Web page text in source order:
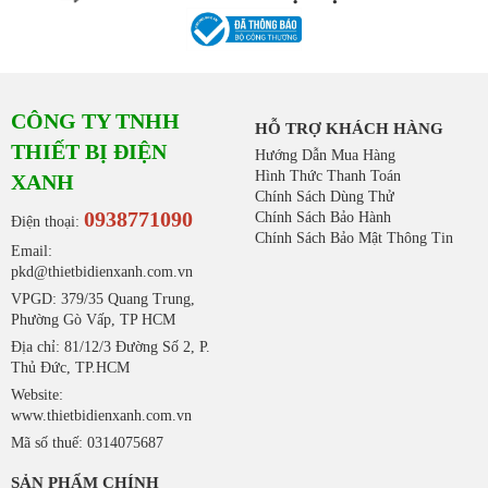
CÔNG TY TNHH
THIẾT BỊ ĐIỆN
XANH
Điện thoại: 0938771090
Email:
pkd@thietbidienxanh.com.vn
VPGD: 379/35 Quang Trung,
Phường Gò Vấp, TP HCM
Địa chỉ: 81/12/3 Đường Số 2, P.
Thủ Đức, TP.HCM
Website:
www.thietbidienxanh.com.vn
Mã số thuế: 0314075687
HỖ TRỢ KHÁCH HÀNG
Hướng Dẫn Mua Hàng
Hình Thức Thanh Toán
Chính Sách Dùng Thử
Chính Sách Bảo Hành
Chính Sách Bảo Mật Thông Tin
SẢN PHẨM CHÍNH